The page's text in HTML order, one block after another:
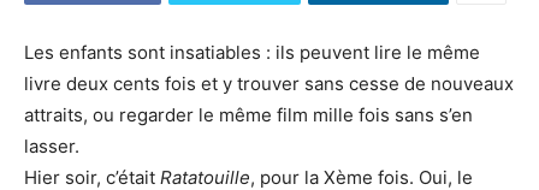
Les enfants sont insatiables : ils peuvent lire le même
livre deux cents fois et y trouver sans cesse de nouveaux
attraits, ou regarder le même film mille fois sans s’en
lasser.
Hier soir, c’était Ratatouille, pour la Xème fois. Oui, le